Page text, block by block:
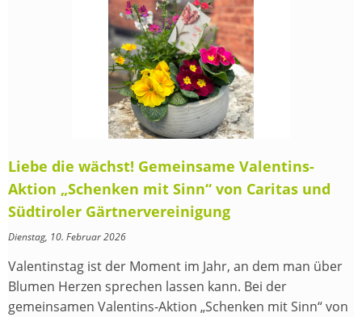
Liebe die wächst! Gemeinsame Valentins-
Aktion „Schenken mit Sinn“ von Caritas und
Südtiroler Gärtnervereinigung
Dienstag, 10. Februar 2026
Valentinstag ist der Moment im Jahr, an dem man über
Blumen Herzen sprechen lassen kann. Bei der
gemeinsamen Valentins-Aktion „Schenken mit Sinn“ von